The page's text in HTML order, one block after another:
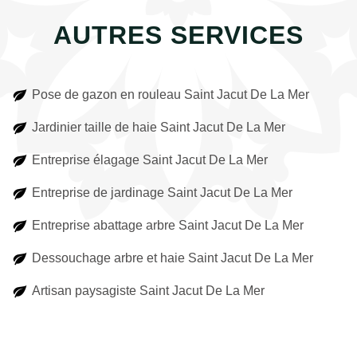
AUTRES SERVICES
Pose de gazon en rouleau Saint Jacut De La Mer
Jardinier taille de haie Saint Jacut De La Mer
Entreprise élagage Saint Jacut De La Mer
Entreprise de jardinage Saint Jacut De La Mer
Entreprise abattage arbre Saint Jacut De La Mer
Dessouchage arbre et haie Saint Jacut De La Mer
Artisan paysagiste Saint Jacut De La Mer